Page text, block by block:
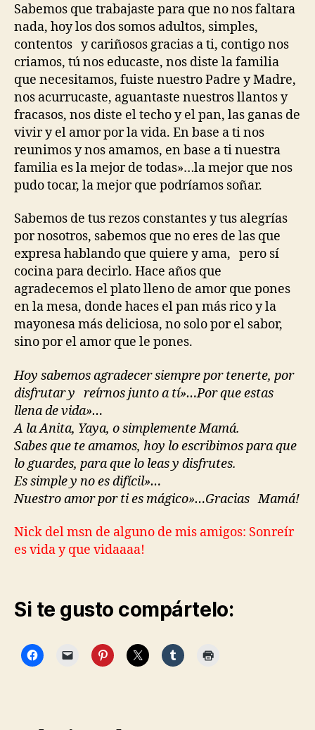
Sabemos que trabajaste para que no nos faltara
nada, hoy los dos somos adultos, simples,
contentos y cariñosos gracias a ti, contigo nos
criamos, tú nos educaste, nos diste la familia
que necesitamos, fuiste nuestro Padre y Madre,
nos acurrucaste, aguantaste nuestros llantos y
fracasos, nos diste el techo y el pan, las ganas de
vivir y el amor por la vida. En base a ti nos
reunimos y nos amamos, en base a ti nuestra
familia es la mejor de todas»…la mejor que nos
pudo tocar, la mejor que podríamos soñar.
Sabemos de tus rezos constantes y tus alegrías
por nosotros, sabemos que no eres de las que
expresa hablando que quiere y ama, pero sí
cocina para decirlo. Hace años que
agradecemos el plato lleno de amor que pones
en la mesa, donde haces el pan más rico y la
mayonesa más deliciosa, no solo por el sabor,
sino por el amor que le pones.
Hoy sabemos agradecer siempre por tenerte, por
disfrutar y reírnos junto a tí»…Por que estas
llena de vida»…
A la Anita, Yaya, o simplemente Mamá.
Sabes que te amamos, hoy lo escribimos para que
lo guardes, para que lo leas y disfrutes.
Es simple y no es difícil»…
Nuestro amor por ti es mágico»…Gracias Mamá!
Nick del msn de alguno de mis amigos: Sonreír
es vida y que vidaaaa!
Si te gusto compártelo: